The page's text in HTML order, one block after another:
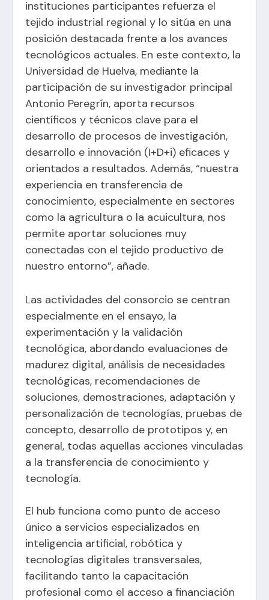
instituciones participantes refuerza el
tejido industrial regional y lo sitúa en una
posición destacada frente a los avances
tecnológicos actuales. En este contexto, la
Universidad de Huelva, mediante la
participación de su investigador principal
Antonio Peregrín, aporta recursos
científicos y técnicos clave para el
desarrollo de procesos de investigación,
desarrollo e innovación (I+D+i) eficaces y
orientados a resultados. Además, “nuestra
experiencia en transferencia de
conocimiento, especialmente en sectores
como la agricultura o la acuicultura, nos
permite aportar soluciones muy
conectadas con el tejido productivo de
nuestro entorno”, añade.
Las actividades del consorcio se centran
especialmente en el ensayo, la
experimentación y la validación
tecnológica, abordando evaluaciones de
madurez digital, análisis de necesidades
tecnológicas, recomendaciones de
soluciones, demostraciones, adaptación y
personalización de tecnologías, pruebas de
concepto, desarrollo de prototipos y, en
general, todas aquellas acciones vinculadas
a la transferencia de conocimiento y
tecnología.
El hub funciona como punto de acceso
único a servicios especializados en
inteligencia artificial, robótica y
tecnologías digitales transversales,
facilitando tanto la capacitación
profesional como el acceso a financiación